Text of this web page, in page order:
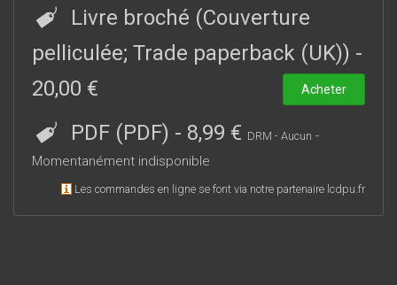
autour du genre, sur les visées idéologiques et politiques
très présentes ; au cours du siècle, une évolution des
modèles héroïques féminins et masculins apparaît, en lien
avec les mutations de la société française. Treize études
concourent à renouveler le regard sur des œuvres que
Livre broché (Couverture
pelliculée; Trade paperback (UK)) -
20,00 €
Acheter
PDF (PDF) - 8,99 € DRM - Aucun -
Momentanément indisponible
Les commandes en ligne se font via notre partenaire lcdpu.fr